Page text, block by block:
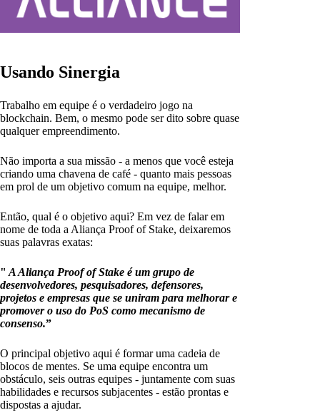
Usando Sinergia
Trabalho em equipe é o verdadeiro jogo na
blockchain. Bem, o mesmo pode ser dito sobre quase
qualquer empreendimento.
Não importa a sua missão - a menos que você esteja
criando uma chavena de café - quanto mais pessoas
em prol de um objetivo comum na equipe, melhor.
Então, qual é o objetivo aqui? Em vez de falar em
nome de toda a Aliança Proof of Stake, deixaremos
suas palavras exatas:
" A Aliança Proof of Stake é um grupo de
desenvolvedores, pesquisadores, defensores,
projetos e empresas que se uniram para melhorar e
promover o uso do PoS como mecanismo de
consenso.”
O principal objetivo aqui é formar uma cadeia de
blocos de mentes. Se uma equipe encontra um
obstáculo, seis outras equipes - juntamente com suas
habilidades e recursos subjacentes - estão prontas e
dispostas a ajudar.